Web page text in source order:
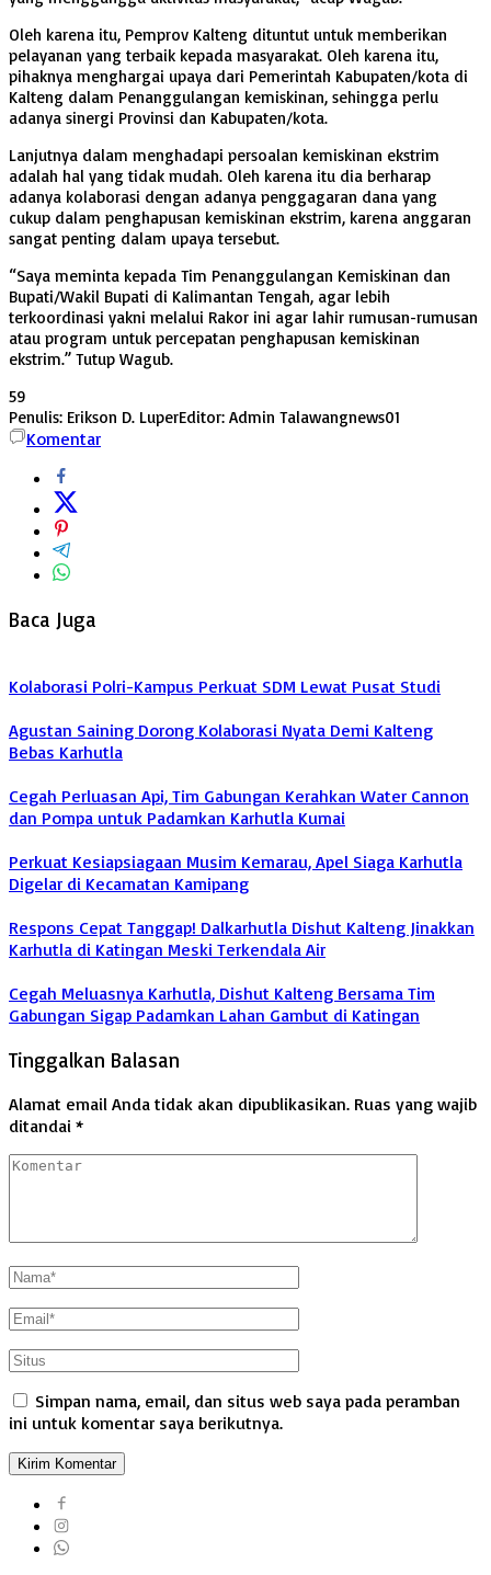
Oleh karena itu, Pemprov Kalteng dituntut untuk memberikan
pelayanan yang terbaik kepada masyarakat. Oleh karena itu,
pihaknya menghargai upaya dari Pemerintah Kabupaten/kota di
Kalteng dalam Penanggulangan kemiskinan, sehingga perlu
adanya sinergi Provinsi dan Kabupaten/kota.
Lanjutnya dalam menghadapi persoalan kemiskinan ekstrim
adalah hal yang tidak mudah. Oleh karena itu dia berharap
adanya kolaborasi dengan adanya penggagaran dana yang
cukup dalam penghapusan kemiskinan ekstrim, karena anggaran
sangat penting dalam upaya tersebut.
“Saya meminta kepada Tim Penanggulangan Kemiskinan dan
Bupati/Wakil Bupati di Kalimantan Tengah, agar lebih
terkoordinasi yakni melalui Rakor ini agar lahir rumusan-rumusan
atau program untuk percepatan penghapusan kemiskinan
ekstrim.” Tutup Wagub.
59
Penulis: Erikson D. LuperEditor: Admin Talawangnews01
Komentar
Baca Juga
Kolaborasi Polri-Kampus Perkuat SDM Lewat Pusat Studi
Agustan Saining Dorong Kolaborasi Nyata Demi Kalteng
Bebas Karhutla
Cegah Perluasan Api, Tim Gabungan Kerahkan Water Cannon
dan Pompa untuk Padamkan Karhutla Kumai
Perkuat Kesiapsiagaan Musim Kemarau, Apel Siaga Karhutla
Digelar di Kecamatan Kamipang
Respons Cepat Tanggap! Dalkarhutla Dishut Kalteng Jinakkan
Karhutla di Katingan Meski Terkendala Air
Cegah Meluasnya Karhutla, Dishut Kalteng Bersama Tim
Gabungan Sigap Padamkan Lahan Gambut di Katingan
Tinggalkan Balasan
Alamat email Anda tidak akan dipublikasikan. Ruas yang wajib
ditandai *
Simpan nama, email, dan situs web saya pada peramban
ini untuk komentar saya berikutnya.